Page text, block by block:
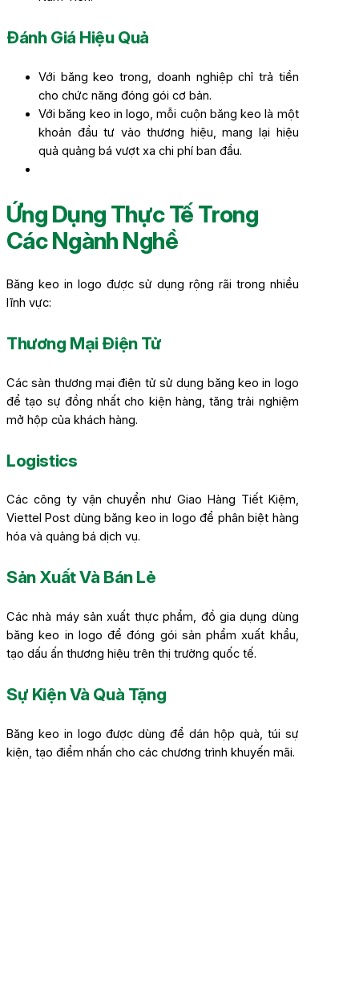
Đánh Giá Hiệu Quả
Với băng keo trong, doanh nghiệp chỉ trả tiền
cho chức năng đóng gói cơ bản.
Với băng keo in logo, mỗi cuộn băng keo là một
khoản đầu tư vào thương hiệu, mang lại hiệu
quả quảng bá vượt xa chi phí ban đầu.
Ứng Dụng Thực Tế Trong
Các Ngành Nghề
Băng keo in logo được sử dụng rộng rãi trong nhiều
lĩnh vực:
Thương Mại Điện Tử
Các sàn thương mại điện tử sử dụng băng keo in logo
để tạo sự đồng nhất cho kiện hàng, tăng trải nghiệm
mở hộp của khách hàng.
Logistics
Các công ty vận chuyển như Giao Hàng Tiết Kiệm,
Viettel Post dùng băng keo in logo để phân biệt hàng
hóa và quảng bá dịch vụ.
Sản Xuất Và Bán Lẻ
Các nhà máy sản xuất thực phẩm, đồ gia dụng dùng
băng keo in logo để đóng gói sản phẩm xuất khẩu,
tạo dấu ấn thương hiệu trên thị trường quốc tế.
Sự Kiện Và Quà Tặng
Băng keo in logo được dùng để dán hộp quà, túi sự
kiện, tạo điểm nhấn cho các chương trình khuyến mãi.